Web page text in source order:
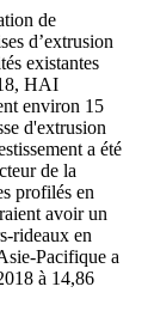
de
d’extrusion
existantes
HAI
environ 15
d'extrusion
a été
de la
profilés en
avoir un
rideaux en
Pacifique a
à 14,86